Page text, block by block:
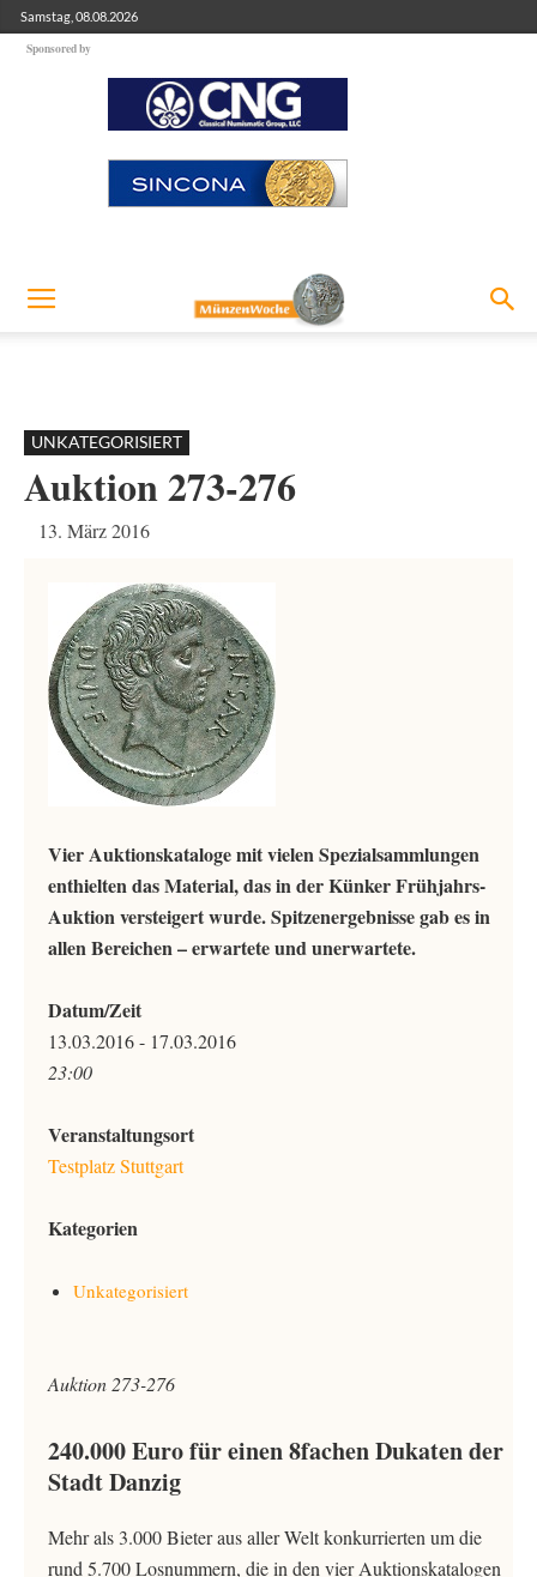
Samstag, 08.08.2026
Sponsored by
UNKATEGORISIERT
Auktion 273-276
13. März 2016
Vier Auktionskataloge mit vielen Spezialsammlungen
enthielten das Material, das in der Künker Frühjahrs-
Auktion versteigert wurde. Spitzenergebnisse gab es in
allen Bereichen – erwartete und unerwartete.
Datum/Zeit
13.03.2016 - 17.03.2016
23:00
Veranstaltungsort
Testplatz Stuttgart
Kategorien
Unkategorisiert
Auktion 273-276
240.000 Euro für einen 8fachen Dukaten der
Stadt Danzig
Mehr als 3.000 Bieter aus aller Welt konkurrierten um die
rund 5.700 Losnummern, die in den vier Auktionskatalogen